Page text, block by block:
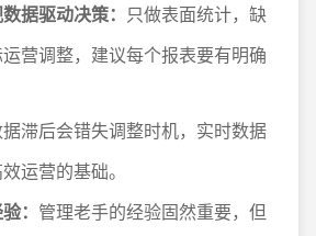
据驱动决策： 只做表面统计，缺
营调整，建议每个报表要有明确
滞后会错失调整时机，实时数据
运营的基础。
： 管理老手的经验固然重要，但